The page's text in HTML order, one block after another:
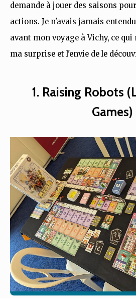
demande à jouer des saisons
actions. Je n'avais jamais
avant mon voyage à Vichy, ce
ma surprise et l'envie de le
1. Raising Robots
Games)